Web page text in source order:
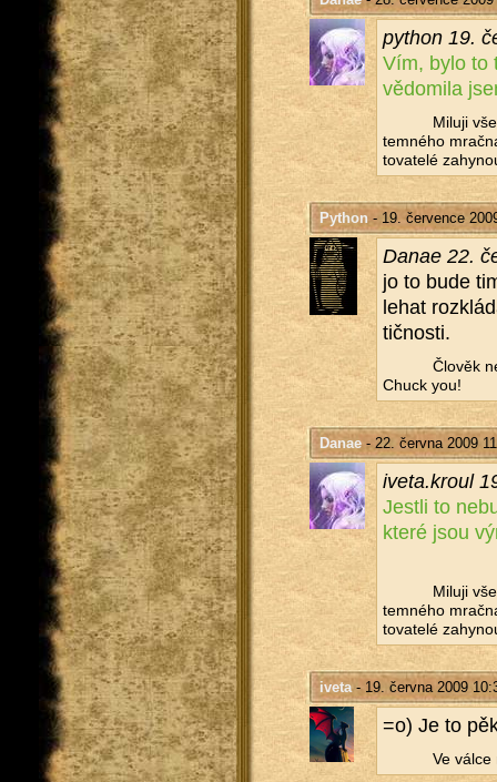
py­thon 19.
Vím, bylo to
vě­do­mi­la
Mi­lu­ji
tem­né­ho
to­va­te­lé
Python - 19. července
Danae 22.
jo to bude
le­hat
tič­nos­ti.
Člo­věk
Chuck you!
Danae- 22. června 2009
iveta.​kroul
Jest­li to
které jsou
Mi­lu­ji
tem­né­ho
to­va­te­lé
iveta- 19. června 2009
=o) Je to
Ve válce